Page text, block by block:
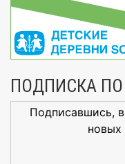
ПОДПИСКА ПО
Подписавшись,
новых